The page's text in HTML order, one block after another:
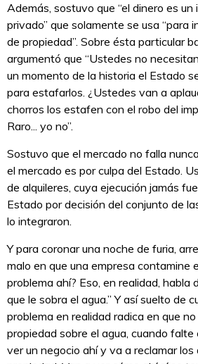
Además, sostuvo que “el dinero es
privado” que solamente se usa “para
de propiedad”. Sobre ésta particular
argumentó que “Ustedes no
un momento de la historia el Estado
para estafarlos. ¿Ustedes van a
chorros los estafen con el robo del
Raro... yo no”.
Sostuvo que el mercado no falla
el mercado es por culpa del Estado.
de alquileres, cuya ejecución jamás
Estado por decisión del conjunto de
lo integraron.
Y para coronar una noche de furia,
malo en que una empresa contamine
problema ahí? Eso, en realidad, habla
que le sobra el agua.” Y así suelto de
problema en realidad radica en que
propiedad sobre el agua, cuando falte
ver un negocio ahí y va a reclamar los